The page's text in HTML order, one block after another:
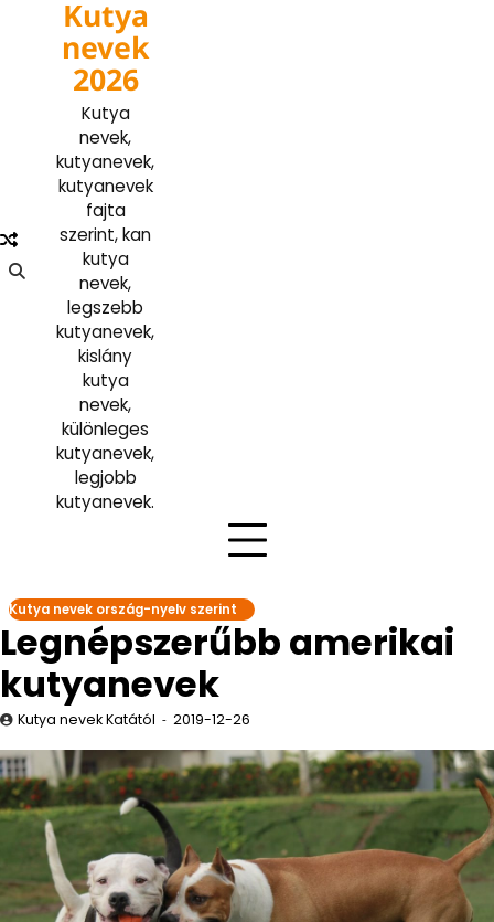
content
Kutya
nevek
2026
Kutya
nevek,
kutyanevek,
kutyanevek
fajta
szerint, kan
kutya
nevek,
legszebb
kutyanevek,
kislány
kutya
nevek,
különleges
kutyanevek,
legjobb
kutyanevek.
Kutya nevek ország-nyelv szerint
Legnépszerűbb amerikai
kutyanevek
Kutya nevek Katától 2019-12-26